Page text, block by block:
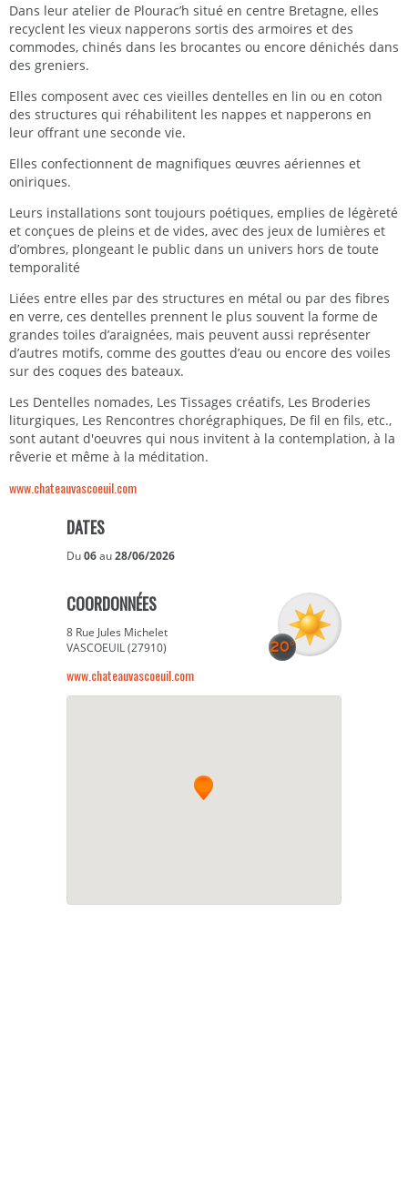
Dans leur atelier de Plourac’h situé en centre Bretagne, elles
recyclent les vieux napperons sortis des armoires et des
commodes, chinés dans les brocantes ou encore dénichés dans
des greniers.
Elles composent avec ces vieilles dentelles en lin ou en coton
des structures qui réhabilitent les nappes et napperons en
leur offrant une seconde vie.
Elles confectionnent de magnifiques œuvres aériennes et
oniriques.
Leurs installations sont toujours poétiques, emplies de légèreté
et conçues de pleins et de vides, avec des jeux de lumières et
d’ombres, plongeant le public dans un univers hors de toute
temporalité
Liées entre elles par des structures en métal ou par des fibres
en verre, ces dentelles prennent le plus souvent la forme de
grandes toiles d’araignées, mais peuvent aussi représenter
d’autres motifs, comme des gouttes d’eau ou encore des voiles
sur des coques des bateaux.
Les Dentelles nomades, Les Tissages créatifs, Les Broderies
liturgiques, Les Rencontres chorégraphiques, De fil en fils, etc.,
sont autant d'oeuvres qui nous invitent à la contemplation, à la
rêverie et même à la méditation.
www.chateauvascoeuil.com
DATES
Du06au28/06/2026
COORDONNÉES
8 Rue Jules Michelet
VASCOEUIL (27910)
www.chateauvascoeuil.com